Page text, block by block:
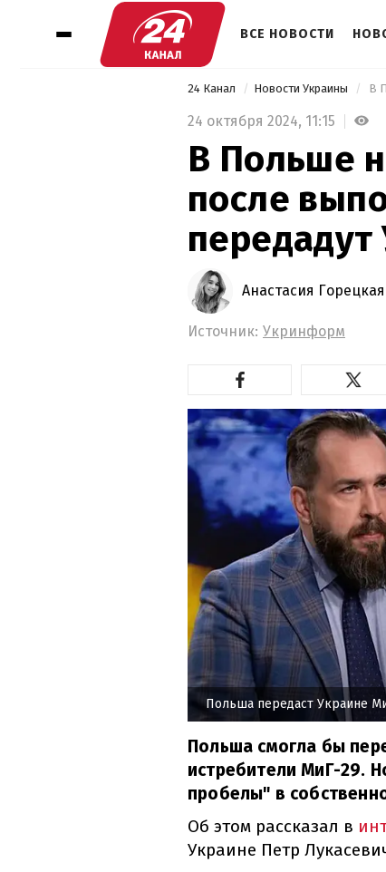
ВСЕ НОВОСТИ
24 Канал Новости Украины
24 октября 2024, 11:15
В Польше
после
Анастасия Горецкая
Источник: Укринформ
Польша передаст Украине
Польша смогла бы
истребители МиГ-29.
пробелы" в
Об этом рассказал в
Украине Петр